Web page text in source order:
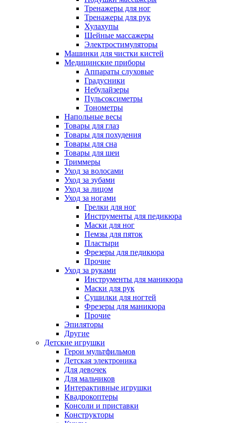
Тренажеры для ног
Тренажеры для рук
Хулахупы
Шейные массажеры
Электростимуляторы
Машинки для чистки кистей
Медицинские приборы
Аппараты слуховые
Градусники
Небулайзеры
Пульсоксиметры
Тонометры
Напольные весы
Товары для глаз
Товары для похудения
Товары для сна
Товары для шеи
Триммеры
Уход за волосами
Уход за зубами
Уход за лицом
Уход за ногами
Грелки для ног
Инструменты для педикюра
Маски для ног
Пемзы для пяток
Пластыри
Фрезеры для педикюра
Прочие
Уход за руками
Инструменты для маникюра
Маски для рук
Сушилки для ногтей
Фрезеры для маникюра
Прочие
Эпиляторы
Другие
Детские игрушки
Герои мультфильмов
Детская электроника
Для девочек
Для мальчиков
Интерактивные игрушки
Квадрокоптеры
Консоли и приставки
Конструкторы